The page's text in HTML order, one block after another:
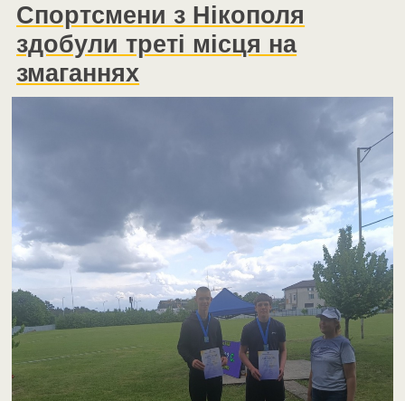
Спортсмени з Нікополя
здобули треті місця на
змаганнях